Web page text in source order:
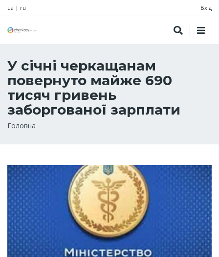
ua | ru Вхід
У січні черкащанам
повернуто майже 690
тисяч гривень
заборгованої зарплати
Рядок
Головна